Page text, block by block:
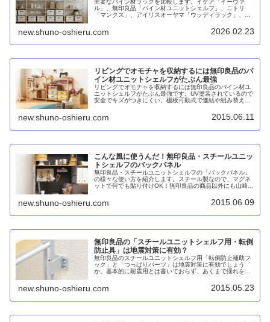
ル」、無印良品「パイン材ユニットシェルフ」、ニトリ
「マンクス」、アイリスオーヤマ「ウッディラック」、カ
印良品がもっともオススメです。実績があり、UV塗装が施
されており、サイズバリエーションも豊富だからです。
new.shuno-oshieru.com 2026.02.23
リビングでオモチャを収納するには無印良品のパ
イン材ユニットシェルフがたぶん最強
リビングでオモチャを収納するには無印良品のパイン材ユ
ニットシェルフがたぶん最強です。UV塗装されているので
安全でキズがつきにくい、棚板可動式で連結や組み替えも
new.shuno-oshieru.com 2015.06.11
こんな風に使うんだ！無印良品・スチールユニッ
トシェルフのバックパネル
無印良品・スチールユニットシェルフの「バックパネル」
の様々な使い方を紹介します。スチール製なので、マグネ
ットで何でも貼り付けOK！無印良品の商品以外にも山崎実
new.shuno-oshieru.com 2015.06.09
無印良品の「スチールユニットシェルフ用・転倒
防止具」は地震対策に有効？
無印良品のスチールユニットシェルフ用「転倒防止補助フ
ック」と「つっぱりパーツ」は地震対策に有効でしょう
か。基本的に耐震用とは書いておらず、あくまで揺れを抑
には別の家具を使用するか、レイアウトの再考が必要でし
ょう。
new.shuno-oshieru.com 2015.05.23